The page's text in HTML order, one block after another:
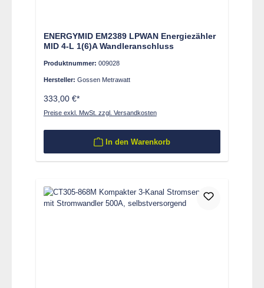
ENERGYMID EM2389 LPWAN Energiezähler
MID 4-L 1(6)A Wandleranschluss
Produktnummer: 009028
Hersteller: Gossen Metrawatt
333,00 €*
Preise exkl. MwSt. zzgl. Versandkosten
In den Warenkorb